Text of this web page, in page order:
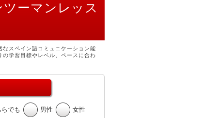
ーマンレッス
スペイン語コミュニケーション能
学習目標やレベル、ペースに合わ
らでも 男性 女性